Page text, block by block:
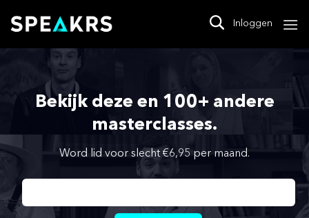
Inloggen
Bekijk deze en 100+ andere
masterclasses.
Word lid voor slecht €6,95 per maand.